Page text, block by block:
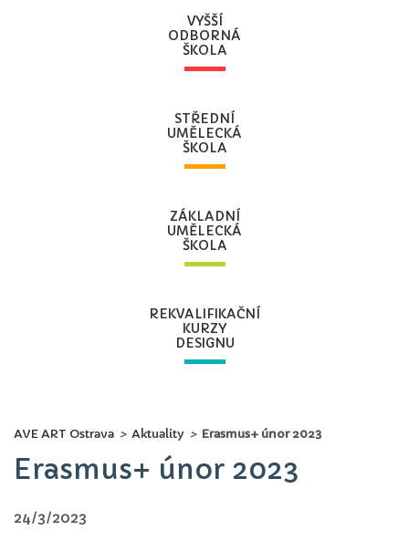
VYŠŠÍ
ODBORNÁ
ŠKOLA
STŘEDNÍ
UMĚLECKÁ
ŠKOLA
ZÁKLADNÍ
UMĚLECKÁ
ŠKOLA
REKVALIFIKAČNÍ
KURZY
DESIGNU
AVE ART Ostrava > Aktuality > Erasmus+ únor 2023
Erasmus+ únor 2023
24/3/2023